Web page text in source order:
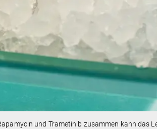
und Trametinib zusammen kann das